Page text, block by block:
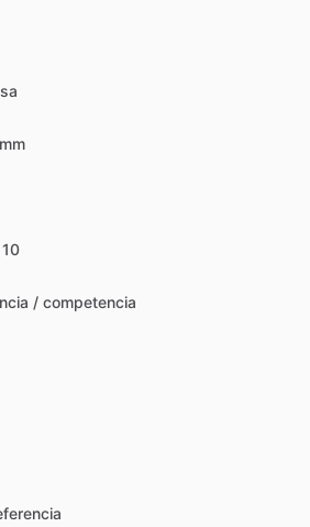
mm
​/​ competencia